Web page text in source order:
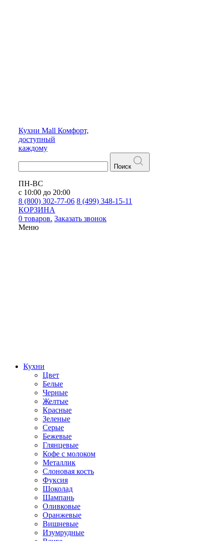
Кухни Mall Комфорт,
доступный
каждому
Поиск
ПН-ВС
с 10:00 до 20:00
8 (800) 302-77-06 8 (499) 348-15-11
КОРЗИНА
0 товаров. Заказать звонок
Меню
Кухни
Цвет
Белые
Черные
Желтые
Красные
Зеленые
Серые
Бежевые
Глянцевые
Кофе с молоком
Металлик
Слоновая кость
Фуксия
Шоколад
Шампань
Оливковые
Оранжевые
Вишневые
Изумрудные